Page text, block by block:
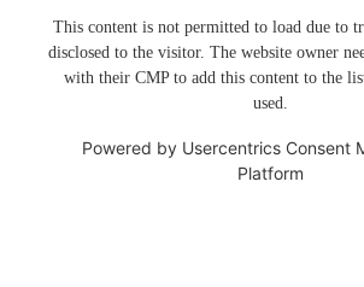
This content is not permitted to load due to
disclosed to the visitor. The website owner
with their CMP to add this content to the
used.
Powered by Usercentrics Consent
Platform